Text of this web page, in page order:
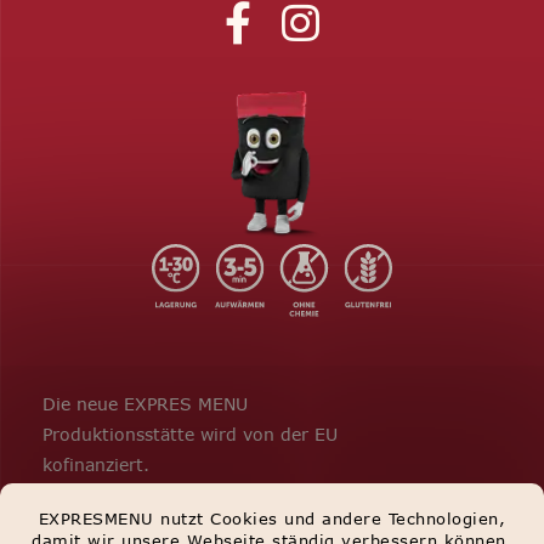
EXPRESMENU nutzt Cookies und andere Technologien,
Die neue EXPRES MENU
Produktionsstätte wird von der EU
kofinanziert.